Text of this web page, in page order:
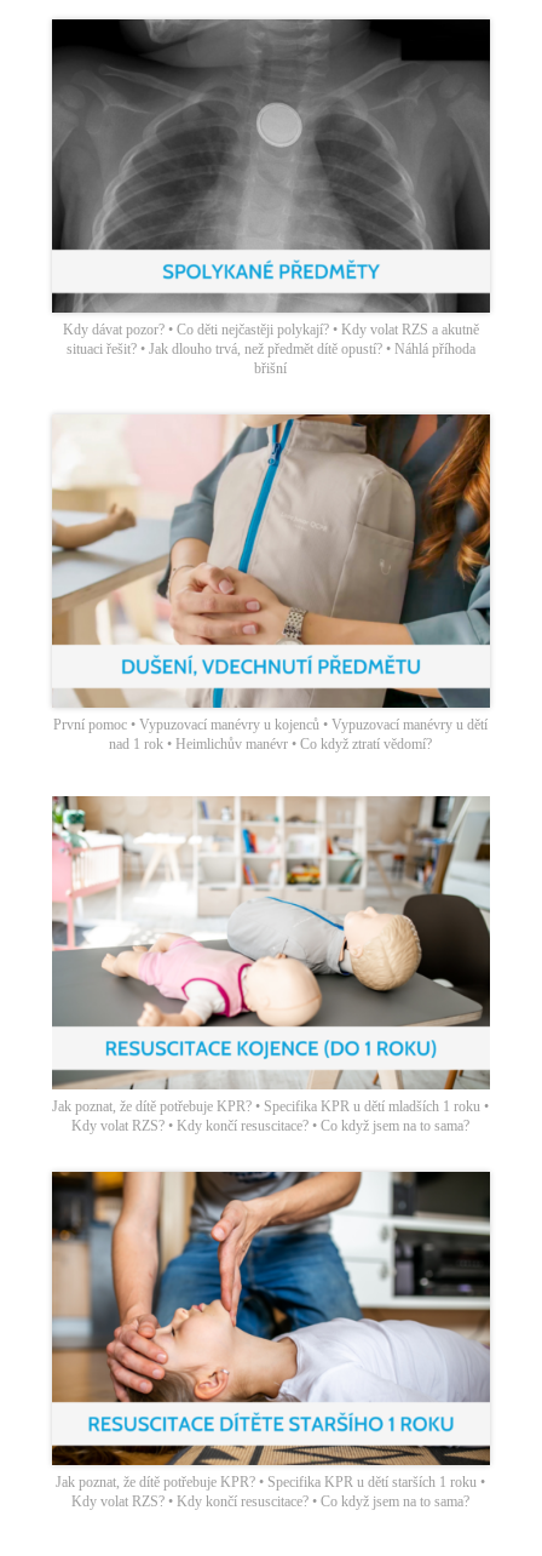
Kdy dávat pozor? • Co děti nejčastěji polykají? • Kdy volat RZS a akutně
situaci řešit? • Jak dlouho trvá, než předmět dítě opustí? • Náhlá příhoda
břišní
První pomoc • Vypuzovací manévry u kojenců • Vypuzovací manévry u dětí
nad 1 rok • Heimlichův manévr • Co když ztratí vědomí?
Jak poznat, že dítě potřebuje KPR? • Specifika KPR u dětí mladších 1 roku •
Kdy volat RZS? • Kdy končí resuscitace? • Co když jsem na to sama?
Jak poznat, že dítě potřebuje KPR? • Specifika KPR u dětí starších 1 roku •
Kdy volat RZS? • Kdy končí resuscitace? • Co když jsem na to sama?